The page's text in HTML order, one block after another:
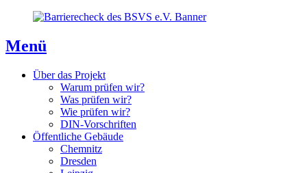
Inhaltsverzeichnis
Kontaktseite
Inhalt
Menü
Über das Projekt
Warum prüfen wir?
Was prüfen wir?
Wie prüfen wir?
DIN-Vorschriften
Öffentliche Gebäude
Chemnitz
Dresden